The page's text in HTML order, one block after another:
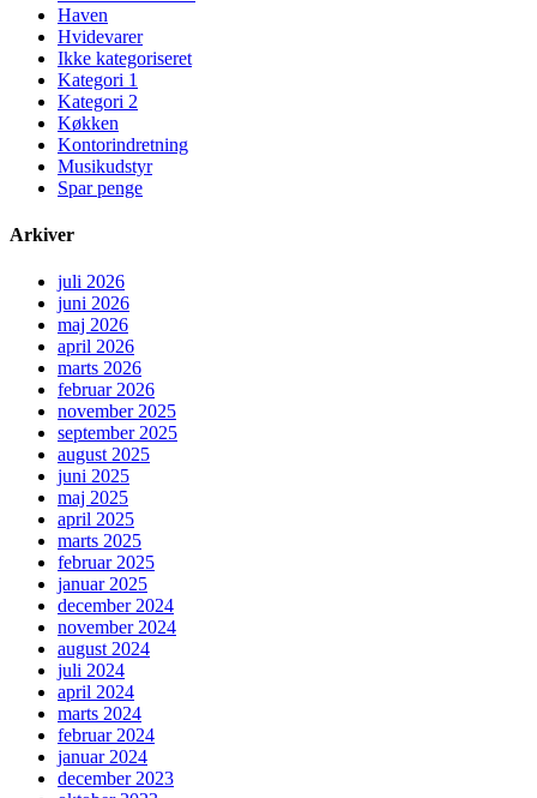
Haven
Hvidevarer
Ikke kategoriseret
Kategori 1
Kategori 2
Køkken
Kontorindretning
Musikudstyr
Spar penge
Arkiver
juli 2026
juni 2026
maj 2026
april 2026
marts 2026
februar 2026
november 2025
september 2025
august 2025
juni 2025
maj 2025
april 2025
marts 2025
februar 2025
januar 2025
december 2024
november 2024
august 2024
juli 2024
april 2024
marts 2024
februar 2024
januar 2024
december 2023